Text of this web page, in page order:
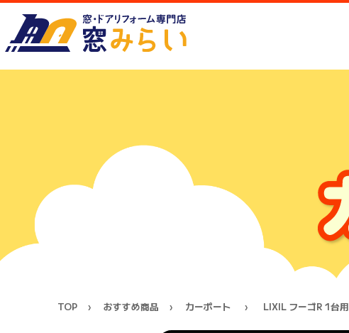
TOP おすすめ商品 カーポート LIXIL フーゴR 1台用